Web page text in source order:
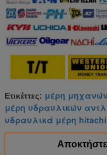
Ετικέττες: μέρη
μέρη υδραυλικών
υδραυλικά μέρη hitachi
Αποκτήστε